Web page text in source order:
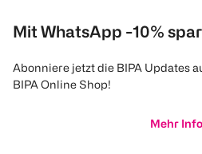
Mit WhatsApp -10%
Abonniere jetzt die BIPA Updates
BIPA Online Shop!
Mehr